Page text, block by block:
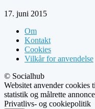
17. juni 2015
Om
Kontakt
Cookies
Vilkår for anvendelse
© Socialhub
Websitet anvender cookies
statistik og målrette
Privatlivs- og cookiepolitik